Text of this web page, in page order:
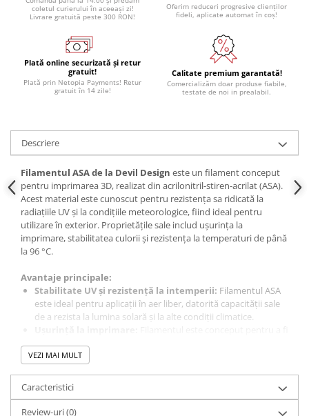
Variatoare turatie motoare
Surse de alimentare
Alimentatoare AC-DC
Convertoare DC-DC
Invertoare DC-AC
Scule si aparate de masura
Aparate de masura si testare
Scule manuale si electrice
Lipit si accesorii lipit
Cabluri, conectori si izolatie
Module Peltier, racire si
incalzire
Echipamente si accesorii banc
de lucru
Cabluri si conectori
Conectori, mufe si blocuri
terminale
Componente electronice
Rezistente si termistori
coletul curierului în aceeași zi!
Livrare gratuită peste 300 RON!
Oferim reduceri progresive clienților
fideli, aplicate automat în coș!
Plată online securizată și retur
gratuit!
Plată prin Netopia Payments! Retur
gratuit în 14 zile!
Calitate premium garantată!
Comercializăm doar produse fiabile,
testate de noi in prealabil.
Descriere
Filamentul ASA de la Devil Design este un filament conceput
pentru imprimarea 3D, realizat din acrilonitril-stiren-acrilat (ASA).
Acest material este cunoscut pentru rezistența sa ridicată la
radiațiile UV și la condițiile meteorologice, fiind ideal pentru
utilizare în exterior. Proprietățile sale includ ușurința la
imprimare, stabilitatea culorii și rezistența la temperaturi de până
la 96 °C.
Avantaje principale:
Stabilitate UV și rezistență la intemperii: Filamentul ASA
este ideal pentru aplicații în aer liber, datorită capacității sale
de a rezista la lumina solară și la alte condiții climatice.
imprimat ușor, chiar și la temperaturi mai scăzute,
simplificând procesul de imprimare 3D.
temperaturi de până la 96 °C, fiind potrivit pentru prototipuri
Rezistență mecanică sporită
VEZI MAI MULT
Caracteristici
Review-uri(0)